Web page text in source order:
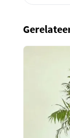
onbeschadigd
jonge
Hoewel
Water
Laat de